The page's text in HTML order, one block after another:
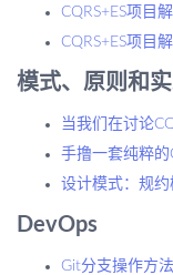
CQRS+ES项目
CQRS+ES项目
模式、原则和
当我们在讨论
手撸一套纯粹的
设计模式：规约
DevOps
Git分支操作方法